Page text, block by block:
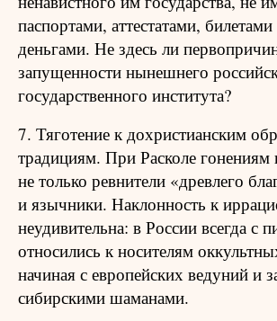
паспортами, аттестатами,
деньгами. Не здесь ли
запущенности нынешнего
государственного института?
7. Тяготение к дохристианским
традициям. При Расколе гонениям
не только ревнители «древлего
и язычники. Наклонность к
неудивительна: в России всегда с
относились к носителям
начиная с европейских ведуний и
сибирскими шаманами.